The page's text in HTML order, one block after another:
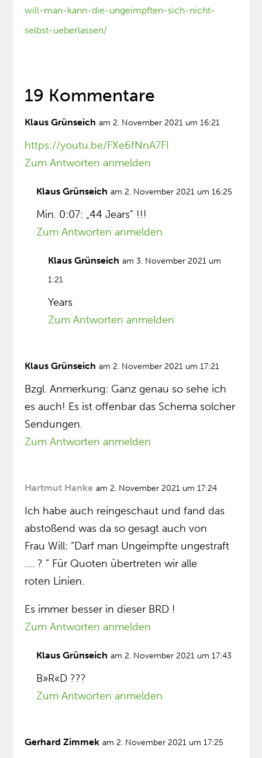
will-man-kann-die-ungeimpften-sich-nicht-
selbst-ueberlassen/
19 Kommentare
Klaus Grünseich am 2. November 2021 um 16:21
https://youtu.be/FXe6fNnA7FI
Zum Antworten anmelden
Klaus Grünseich am 2. November 2021 um 16:25
Min. 0:07: „44 Jears” !!!
Zum Antworten anmelden
Klaus Grünseich am 3. November 2021 um
1:21
Years
Zum Antworten anmelden
Klaus Grünseich am 2. November 2021 um 17:21
Bzgl. Anmerkung: Ganz genau so sehe ich
es auch! Es ist offenbar das Schema solcher
Sendungen.
Zum Antworten anmelden
Hartmut Hanke am 2. November 2021 um 17:24
Ich habe auch reingeschaut und fand das
abstoßend was da so gesagt auch von
Frau Will: “Darf man Ungeimpfte ungestraft
…. ? ” Für Quoten übertreten wir alle
roten Linien.
Es immer besser in dieser BRD !
Zum Antworten anmelden
Klaus Grünseich am 2. November 2021 um 17:43
B»R«D ???
Zum Antworten anmelden
Gerhard Zimmek am 2. November 2021 um 17:25